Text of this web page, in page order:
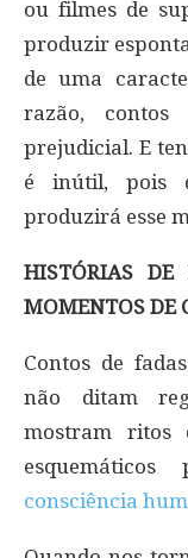
ou filmes de
produzir
de uma
razão,
prejudicial. E
é inútil, pois
produzirá esse
HISTÓRIAS DE
MOMENTOS DE
Contos de
não ditam
mostram ritos
consciência